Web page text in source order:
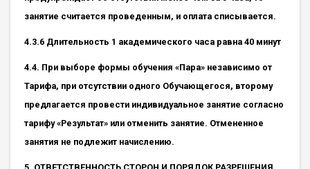
занятие считается проведенным, и оплата списывается.
4.3.6 Длительность 1 академического часа равна 40 минут
4.4. При выборе формы обучения «Пара» независимо от
Тарифа, при отсутствии одного Обучающегося, второму
предлагается провести индивидуальное занятие согласно
тарифу «Результат» или отменить занятие. Отмененное
занятия не подлежит начислению.